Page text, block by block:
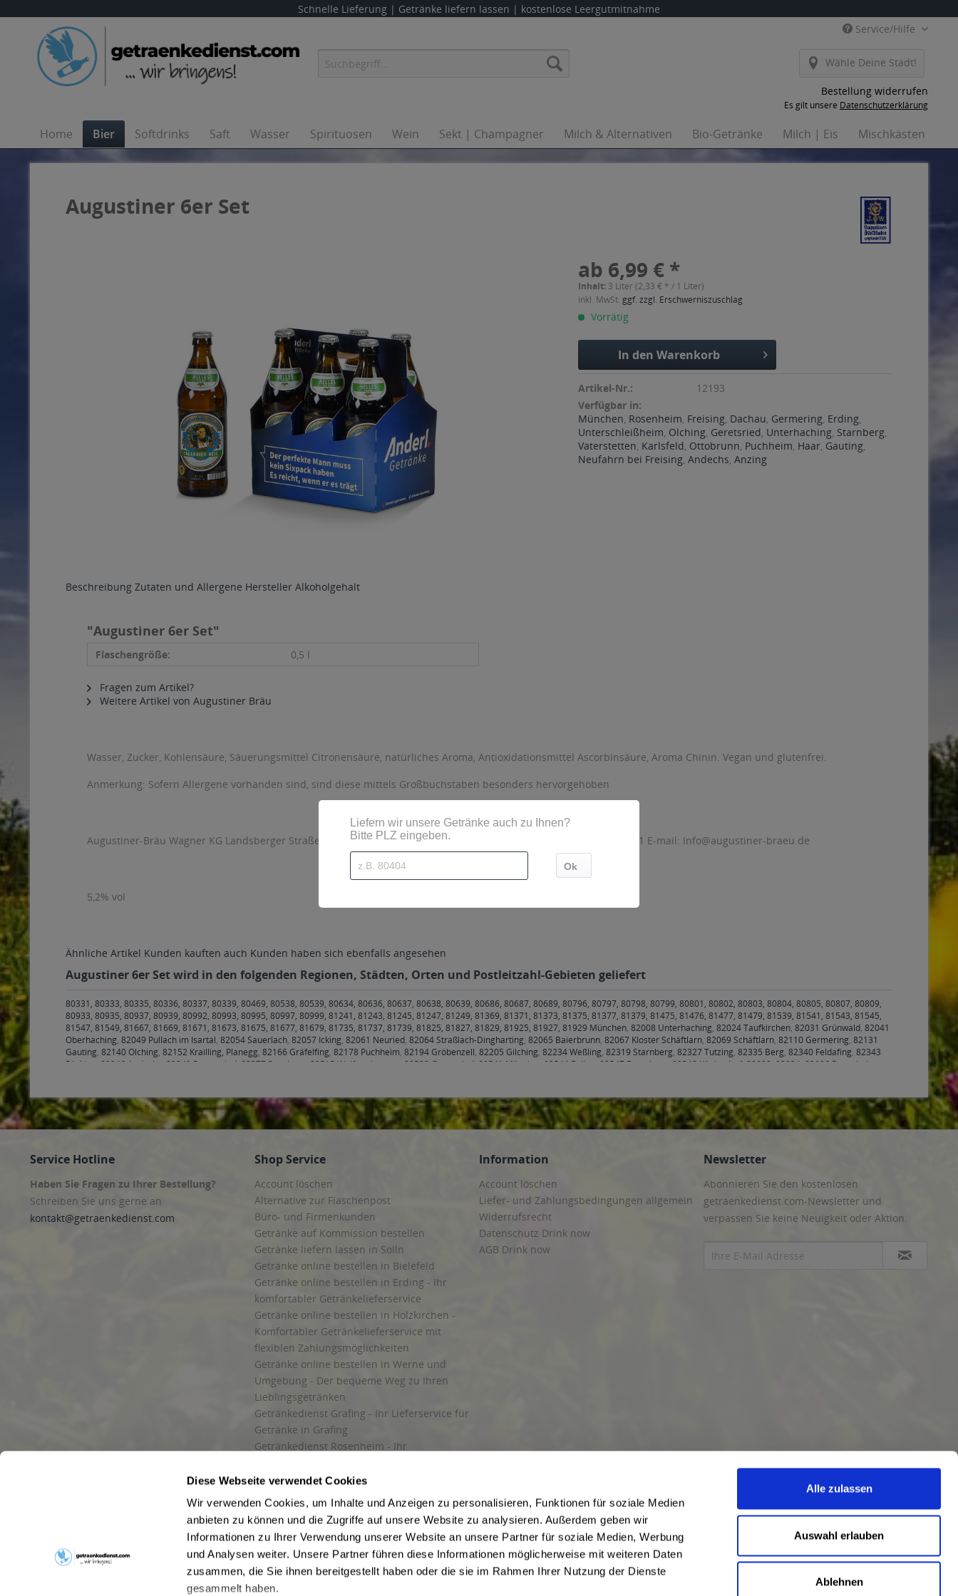
Diese Webseite verwendet Cookies
Wir verwenden Cookies, um Inhalte und Anzeigen zu personalisieren, Funktionen für soziale Medien
anbieten zu können und die Zugriffe auf unsere Website zu analysieren. Außerdem geben wir
Informationen zu Ihrer Verwendung unserer Website an unsere Partner für soziale Medien, Werbung
und Analysen weiter. Unsere Partner führen diese Informationen möglicherweise mit weiteren Daten
zusammen, die Sie ihnen bereitgestellt haben oder die sie im Rahmen Ihrer Nutzung der Dienste
gesammelt haben.
Alle zulassen
Auswahl erlauben
Ablehnen
Schnelle Lieferung | Getränke liefern lassen | kostenlose Leergutmitnahme
Service/Hilfe
Wähle Deine Stadt!
Bestellung widerrufen
Es gilt unsere Datenschutzerklärung
Home Bier Softdrinks Saft Wasser Spirituosen Wein Sekt | Champagner Milch & Alternativen Bio-Getränke Milch | Eis Mischkästen
Augustiner 6er Set
ab 6,99 € *
Inhalt: 3 Liter (2,33 € * / 1 Liter)
inkl. MwSt. ggf. zzgl. Erschwerniszuschlag
Vorrätig
In den Warenkorb
Artikel-Nr.:
12193
Verfügbar in:
München, Rosenheim, Freising, Dachau, Germering, Erding,
Unterschleißheim, Olching, Geretsried, Unterhaching, Starnberg,
Vaterstetten, Karlsfeld, Ottobrunn, Puchheim, Haar, Gauting,
Neufahrn bei Freising,Andechs,Anzing
Beschreibung Zutaten und Allergene Hersteller Alkoholgehalt
"Augustiner 6er Set"
Flaschengröße: 0,5 l
Fragen zum Artikel?
Weitere Artikel von Augustiner Bräu
Wasser, Zucker, Kohlensäure, Säuerungsmittel Citronensäure, natürliches Aroma, Antioxidationsmittel Ascorbinsäure, Aroma Chinin. Vegan und glutenfrei.
Anmerkung: Sofern Allergene vorhanden sind, sind diese mittels Großbuchstaben besonders hervorgehoben
Augustiner-Bräu Wagner KG Landsberger Straße 31-3580339 München Telefon 089 5 19 94 0 Telefax 089 5 19 94 111 E-mail: Info@augustiner-braeu.de
5,2% vol
Ähnliche Artikel Kunden kauften auch Kunden haben sich ebenfalls angesehen
Augustiner 6er Set wird in den folgenden Regionen, Städten, Orten und Postleitzahl-Gebieten geliefert
80331, 80333, 80335, 80336, 80337, 80339, 80469, 80538, 80539, 80634, 80636, 80637, 80638, 80639, 80686, 80687, 80689, 80796, 80797, 80798, 80799, 80801, 80802, 80803, 80804, 80805, 80807, 80809,
80933, 80935, 80937, 80939, 80992, 80993, 80995, 80997, 80999, 81241, 81243, 81245, 81247, 81249, 81369, 81371, 81373, 81375, 81377, 81379, 81475, 81476, 81477, 81479, 81539, 81541, 81543, 81545,
81547, 81549, 81667, 81669, 81671, 81673, 81675, 81677, 81679, 81735, 81737, 81739, 81825, 81827, 81829, 81925, 81927, 81929 München, 82008 Unterhaching, 82024 Taufkirchen, 82031 Grünwald, 82041
Oberhaching, 82049 Pullach im Isartal, 82054 Sauerlach, 82057 Icking, 82061 Neuried, 82064 Straßlach-Dingharting, 82065 Baierbrunn, 82067 Kloster Schäftlarn, 82069 Schäftlarn, 82110 Germering, 82131
Gauting, 82140 Olching, 82152 Krailling, Planegg, 82166 Gräfelfing, 82178 Puchheim, 82194 Gröbenzell, 82205 Gilching, 82234 Weßling, 82319 Starnberg, 82327 Tutzing, 82335 Berg, 82340 Feldafing, 82343
Pöcking
82346 Andechs 82349 Pentenried 82377 Penzberg 82515 Wolfratshausen 82538 Geretsried 82541 Münsing 82544 Egling 82547 Eurasburg 82549 Königsdorf, 83022, 83024, 83026 Rosenheim
Wackersberg,83679 Sachsenkam,83703 Gmund am Tegernsee,83714 Miesbach,83737 Irschenberg,85221 Dachau,85232 Bergkirchen,85244 Röhrmoos,85354, 85356 Freising,85375 Neufahrn bei
Freising,85376 Hetzenhausen, 85386 Eching,85399 Hallbergmoos,85435 Erding,85445 Oberding,85452 Moosinning,85457 Wörth ,85464 Finsing,85467 Neuching,85521 Ottobrunn, 85540 Haar,
85551
Kirchheim bei München
85560 Ebersberg ,85567 Bruck, Grafing bei München ,85570 Markt Schwaben, Ottenhofen 85579 Neubiberg,85586 Poing 85591 Vaterstetten , 85598 Baldham,85599 Parsdorf,
85604
85716 Unterschleißheim
85748 Garching bei München 85764 Oberschleißheim,85774 Unterföhring
Service Hotline
Haben Sie Fragen zu Ihrer Bestellung?
Schreiben Sie uns gerne an
kontakt@getraenkedienst.com
Shop Service
Account löschen
Alternative zur Flaschenpost
Büro- und Firmenkunden
Getränke auf Kommission bestellen
Getränke liefern lassen in Solln
Getränke online bestellen in Bielefeld
Getränke online bestellen in Erding - Ihr
komfortabler Getränkelieferservice
Getränke online bestellen in Holzkirchen -
Komfortabler Getränkelieferservice mit
flexiblen Zahlungsmöglichkeiten
Getränke online bestellen in Werne und
Umgebung - Der bequeme Weg zu Ihren
Lieblingsgetränken
Getränkedienst Grafing - Ihr Lieferservice für
Getränke in Grafing
Getränkedienst Rosenheim - Ihr
und Umgebung
Getränkelieferung in Starnberg
Liefergebiet
Lieferservice für Getränke
Wir liefern Getränke
Kontakt
Newsletter
Information
Account löschen
Liefer- und Zahlungsbedingungen allgemein
Widerrufsrecht
Datenschutz Drink now
AGB Drink now
Newsletter
Abonnieren Sie den kostenlosen
getraenkedienst.com-Newsletter und
verpassen Sie keine Neuigkeit oder Aktion.